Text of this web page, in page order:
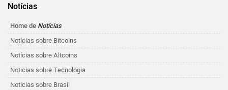
Notícias
Home de Notícias
Notícias sobre Bitcoins
Notícias sobre Altcoins
Noticias sobre Tecnologia
Noticias sobre Brasil